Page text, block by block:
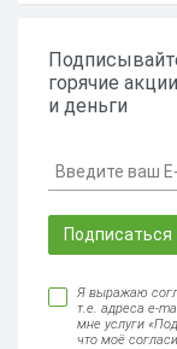
горячие
и деньги
Подписаться
Я выражаю
т.е. адреса e-
мне услуги
что моё